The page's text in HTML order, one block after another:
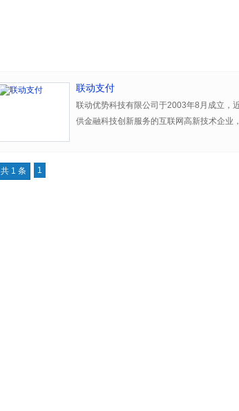
联动支付
联动优势科技有限公司于2003年8月成立，
供金融科技创新服务的互联网高新技术企业
共 1 条 1